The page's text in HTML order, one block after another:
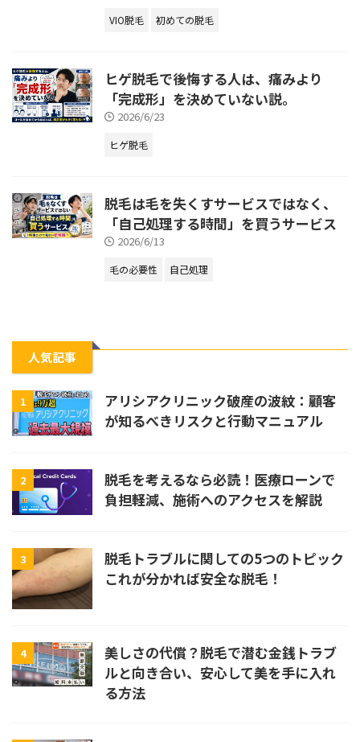
VIO脱毛 初めての脱毛
ヒゲ脱毛で後悔する人は、痛みより
「完成形」を決めていない説。
2026/6/23
ヒゲ脱毛
脱毛は毛を失くすサービスではなく、
「自己処理する時間」を買うサービス
2026/6/13
毛の必要性 自己処理
人気記事
1
アリシアクリニック破産の波紋：顧客
が知るべきリスクと行動マニュアル
2
脱毛を考えるなら必読！医療ローンで
負担軽減、施術へのアクセスを解説
3
脱毛トラブルに関しての5つのトピック
これが分かれば安全な脱毛！
4
美しさの代償？脱毛で潜む金銭トラブ
ルと向き合い、安心して美を手に入れ
る方法